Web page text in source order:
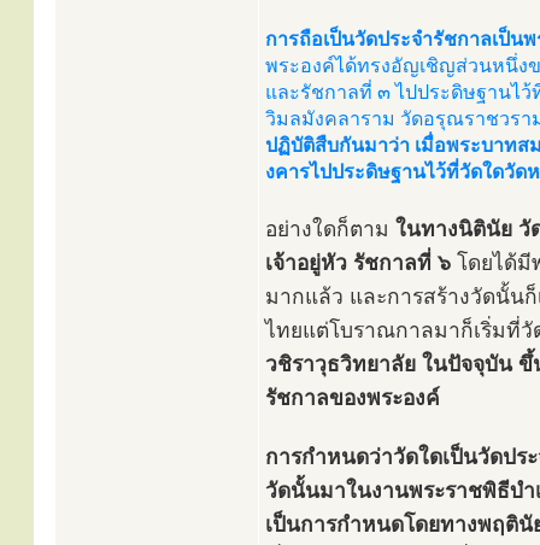
การถือเป็นวัดประจำรัชกาลเป็น
พระองค์ได้ทรงอัญเชิญส่วนหนึ่ง
และรัชกาลที่ ๓ ไปประดิษฐานไว้
วิมลมังคลาราม วัดอรุณราชวร
ปฏิบัติสืบกันมาว่า เมื่อพระบาทส
งคารไปประดิษฐานไว้ที่วัดใดวัด
อย่างใดก็ตาม ในทางนิตินัย วั
เจ้าอยู่หัว รัชกาลที่ ๖ โดยได้มี
มากแล้ว และการสร้างวัดนั้น
ไทยแต่โบราณกาลมาก็เริ่มที่
วชิราวุธวิทยาลัย ในปัจจุบัน ขึ้
รัชกาลของพระองค์
การกำหนดว่าวัดใดเป็นวัดปร
วัดนั้นมาในงานพระราชพิธีบ
เป็นการกำหนดโดยทางพฤตินั